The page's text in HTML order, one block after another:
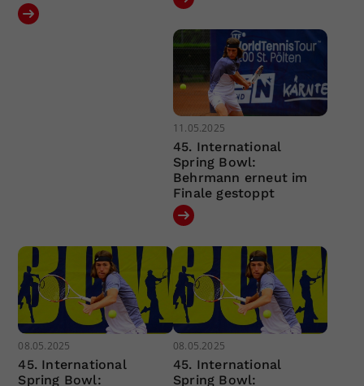
11.05.2025
45. International
Spring Bowl:
Behrmann erneut im
Finale gestoppt
08.05.2025
45. International
Spring Bowl:
08.05.2025
45. International
Spring Bowl: